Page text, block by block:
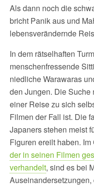
Als dann noch die
bricht Panik aus und
lebensverändernde
In dem rätselhaften
menschenfressende
niedliche Warawaras
den Jungen. Die Suche
einer Reise zu sich
Filmen der Fall ist. Die
Japaners stehen meist
Figuren ereilt haben. Im
der in seinen Filmen
verhandelt, sind es bei